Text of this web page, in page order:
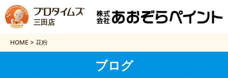
三田店
HOME > 花粉
ブログ